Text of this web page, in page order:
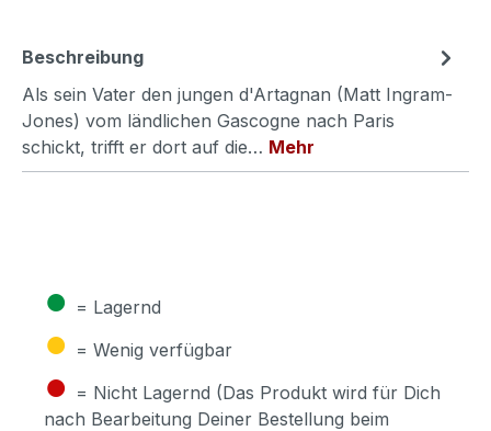
Beschreibung
Als sein Vater den jungen d'Artagnan (Matt Ingram-
Jones) vom ländlichen Gascogne nach Paris
schickt, trifft er dort auf die… Mehr
● = Lagernd
● = Wenig verfügbar
● = Nicht Lagernd (Das Produkt wird für Dich
nach Bearbeitung Deiner Bestellung beim